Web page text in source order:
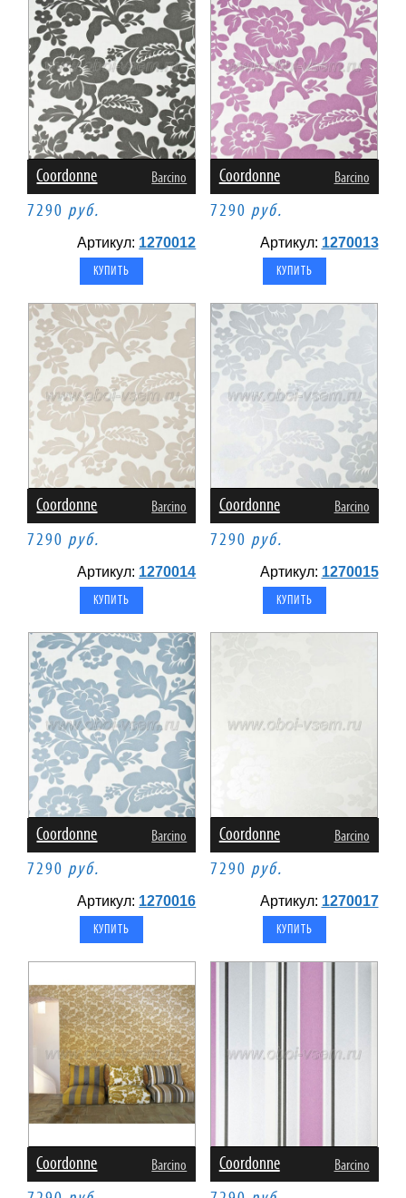
Coordonne Barcino
7290 руб.
Артикул: 1270012
Coordonne Barcino
7290 руб.
Артикул: 1270013
Coordonne Barcino
7290 руб.
Артикул: 1270014
Coordonne Barcino
7290 руб.
Артикул: 1270015
Coordonne Barcino
7290 руб.
Артикул: 1270016
Coordonne Barcino
7290 руб.
Артикул: 1270017
Coordonne Barcino Coordonne Barcino